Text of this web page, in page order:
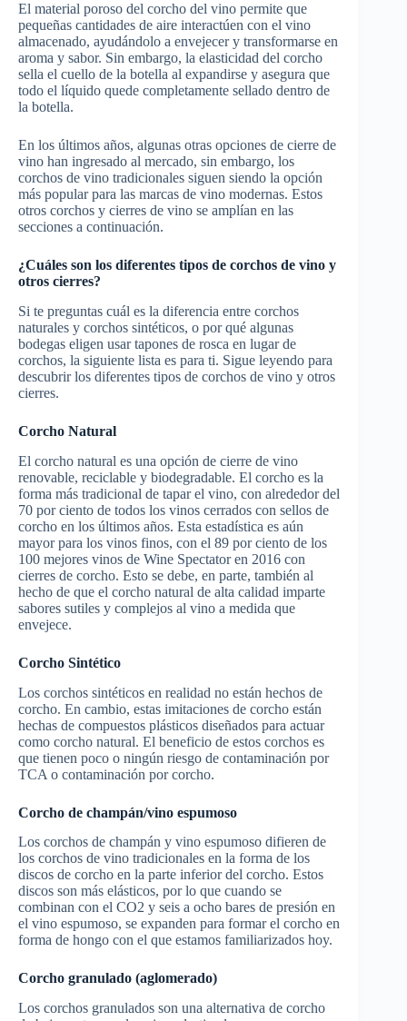
El material poroso del corcho del vino permite que
pequeñas cantidades de aire interactúen con el vino
almacenado, ayudándolo a envejecer y transformarse en
aroma y sabor. Sin embargo, la elasticidad del corcho
sella el cuello de la botella al expandirse y asegura que
todo el líquido quede completamente sellado dentro de
la botella.
En los últimos años, algunas otras opciones de cierre de
vino han ingresado al mercado, sin embargo, los
corchos de vino tradicionales siguen siendo la opción
más popular para las marcas de vino modernas. Estos
otros corchos y cierres de vino se amplían en las
secciones a continuación.
¿Cuáles son los diferentes tipos de corchos de vino y
otros cierres?
Si te preguntas cuál es la diferencia entre corchos
naturales y corchos sintéticos, o por qué algunas
bodegas eligen usar tapones de rosca en lugar de
corchos, la siguiente lista es para ti. Sigue leyendo para
descubrir los diferentes tipos de corchos de vino y otros
cierres.
Corcho Natural
El corcho natural es una opción de cierre de vino
renovable, reciclable y biodegradable. El corcho es la
forma más tradicional de tapar el vino, con alrededor del
70 por ciento de todos los vinos cerrados con sellos de
corcho en los últimos años. Esta estadística es aún
mayor para los vinos finos, con el 89 por ciento de los
100 mejores vinos de Wine Spectator en 2016 con
cierres de corcho. Esto se debe, en parte, también al
hecho de que el corcho natural de alta calidad imparte
sabores sutiles y complejos al vino a medida que
envejece.
Corcho Sintético
Los corchos sintéticos en realidad no están hechos de
corcho. En cambio, estas imitaciones de corcho están
hechas de compuestos plásticos diseñados para actuar
como corcho natural. El beneficio de estos corchos es
que tienen poco o ningún riesgo de contaminación por
TCA o contaminación por corcho.
Corcho de champán/vino espumoso
Los corchos de champán y vino espumoso difieren de
los corchos de vino tradicionales en la forma de los
discos de corcho en la parte inferior del corcho. Estos
discos son más elásticos, por lo que cuando se
combinan con el CO2 y seis a ocho bares de presión en
el vino espumoso, se expanden para formar el corcho en
forma de hongo con el que estamos familiarizados hoy.
Corcho granulado (aglomerado)
Los corchos granulados son una alternativa de corcho